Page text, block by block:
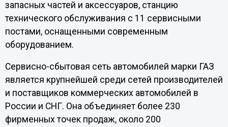
запасных частей и аксессуаров, станцию
технического обслуживания с 11 сервисными
постами, оснащенными современным
оборудованием.
Сервисно-сбытовая сеть автомобилей марки ГАЗ
является крупнейшей среди сетей производителей
и поставщиков коммерческих автомобилей в
России и СНГ. Она объединяет более 230
фирменных точек продаж, около 200